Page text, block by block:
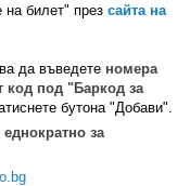
на билет" през сайта на
да въведете номера
код под "Баркод за
бутона "Добави".
за